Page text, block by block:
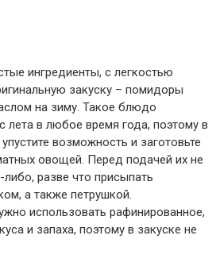
ингредиенты, с легкостью
закуску – помидоры
на зиму. Такое блюдо
лета в любое время года, поэтому в
возможность и заготовьте
овощей. Перед подачей их не
разве что присыпать
а также петрушкой.
использовать рафинированное,
и запаха, поэтому в закуске не